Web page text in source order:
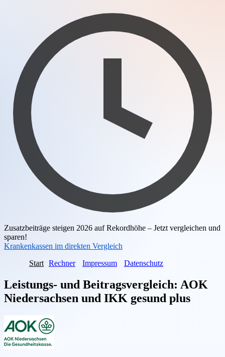
Zusatzbeiträge steigen 2026 auf Rekordhöhe – Jetzt vergleichen und
sparen!
Krankenkassen im direkten Vergleich
Start Rechner Impressum Datenschutz
Leistungs- und Beitragsvergleich: AOK
Niedersachsen und IKK gesund plus